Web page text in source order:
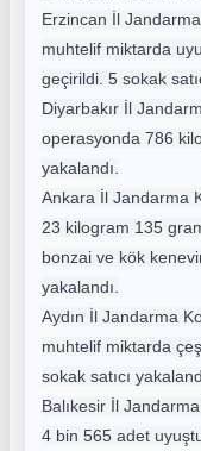
Erzincan İl
muhtelif miktarda
geçirildi. 5 sokak
Diyarbakır İl
operasyonda 786
yakalandı.
Ankara İl Jandarma
23 kilogram 135
bonzai ve kök
yakalandı.
Aydın İl Jandarma
muhtelif miktarda
sokak satıcı
Balıkesir İl
4 bin 565 adet